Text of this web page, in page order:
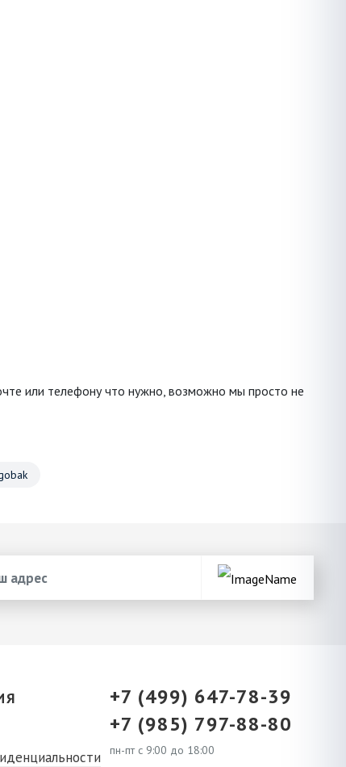
или телефону что нужно, возможно мы просто не
+7 (499) 647-78-39
+7 (985) 797-88-80
пн-пт с 9:00 до 18:00